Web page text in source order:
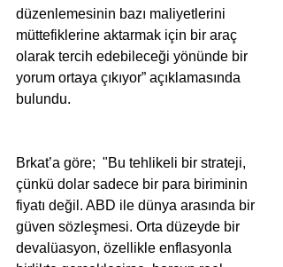
düzenlemesinin bazı maliyetlerini
müttefiklerine aktarmak için bir araç
olarak tercih edebileceği yönünde bir
yorum ortaya çıkıyor” açıklamasında
bulundu.
Brkat’a göre;  "Bu tehlikeli bir strateji,
çünkü dolar sadece bir para biriminin
fiyatı değil. ABD ile dünya arasında bir
güven sözleşmesi. Orta düzeyde bir
devalüasyon, özellikle enflasyonla